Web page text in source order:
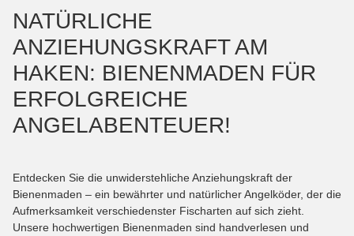
NATÜRLICHE
ANZIEHUNGSKRAFT AM
HAKEN: BIENENMADEN FÜR
ERFOLGREICHE
ANGELABENTEUER!
Entdecken Sie die unwiderstehliche Anziehungskraft der
Bienenmaden – ein bewährter und natürlicher Angelköder, der die
Aufmerksamkeit verschiedenster Fischarten auf sich zieht.
Unsere hochwertigen Bienenmaden sind handverlesen und